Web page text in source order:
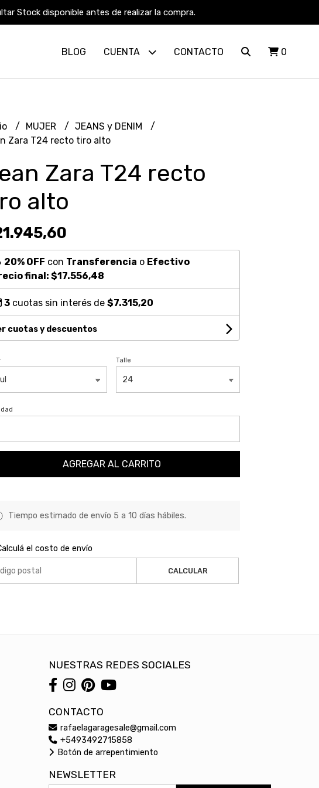
Stock disponible antes de realizar la compra.
BLOG CUENTA CONTACTO 0
MUJER
JEANS y DENIM
Zara T24 recto tiro alto
Zara T24 recto
alto
20% OFF con Transferencia o Efectivo
final: $17.556,48
3cuotas sin interés de $7.315,20
cuotas y descuentos
Talle
AGREGAR AL CARRITO
Tiempo estimado de envío 5 a 10 días hábiles.
el costo de envío
CALCULAR
NUESTRAS REDES SOCIALES
CONTACTO
rafaelagaragesale@gmail.com
+5493492715858
Botón de arrepentimiento
NEWSLETTER